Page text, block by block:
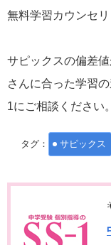
無料学習カウンセ
サピックスの偏差
さんに合った学習
1にご相談ください。
タグ： サピックス